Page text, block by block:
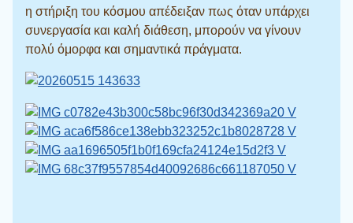
η στήριξη του κόσμου απέδειξαν πως όταν υπάρχει
συνεργασία και καλή διάθεση, μπορούν να γίνουν
πολύ όμορφα και σημαντικά πράγματα.